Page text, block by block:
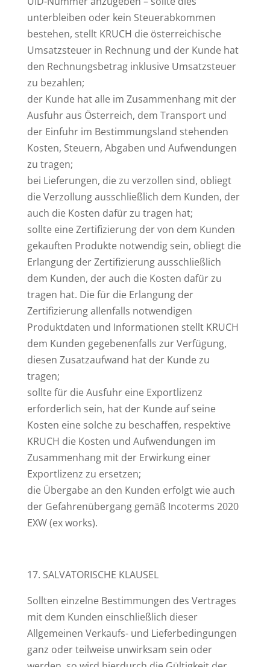
unterbleiben oder kein Steuerabkommen
bestehen, stellt KRUCH die österreichische
Umsatzsteuer in Rechnung und der Kunde hat
den Rechnungsbetrag inklusive Umsatzsteuer
zu bezahlen;
der Kunde hat alle im Zusammenhang mit der
Ausfuhr aus Österreich, dem Transport und
der Einfuhr im Bestimmungsland stehenden
Kosten, Steuern, Abgaben und Aufwendungen
zu tragen;
bei Lieferungen, die zu verzollen sind, obliegt
die Verzollung ausschließlich dem Kunden, der
auch die Kosten dafür zu tragen hat;
sollte eine Zertifizierung der von dem Kunden
gekauften Produkte notwendig sein, obliegt die
Erlangung der Zertifizierung ausschließlich
dem Kunden, der auch die Kosten dafür zu
tragen hat. Die für die Erlangung der
Zertifizierung allenfalls notwendigen
Produktdaten und Informationen stellt KRUCH
dem Kunden gegebenenfalls zur Verfügung,
diesen Zusatzaufwand hat der Kunde zu
tragen;
sollte für die Ausfuhr eine Exportlizenz
erforderlich sein, hat der Kunde auf seine
Kosten eine solche zu beschaffen, respektive
KRUCH die Kosten und Aufwendungen im
Zusammenhang mit der Erwirkung einer
Exportlizenz zu ersetzen;
die Übergabe an den Kunden erfolgt wie auch
der Gefahrenübergang gemäß Incoterms 2020
EXW (ex works).
17. SALVATORISCHE KLAUSEL
Sollten einzelne Bestimmungen des Vertrages
mit dem Kunden einschließlich dieser
Allgemeinen Verkaufs- und Lieferbedingungen
ganz oder teilweise unwirksam sein oder